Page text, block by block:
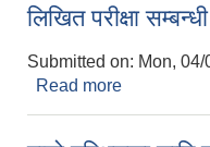
लिखित परीक्षा
Submitted on: Mon,
Read more